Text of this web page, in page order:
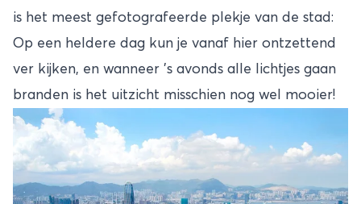
is het meest gefotografeerde plekje van de stad:
Op een heldere dag kun je vanaf hier ontzettend
ver kijken, en wanneer 's avonds alle lichtjes gaan
branden is het uitzicht misschien nog wel mooier!